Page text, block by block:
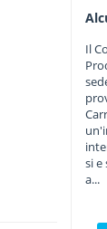
Il
si e
a...